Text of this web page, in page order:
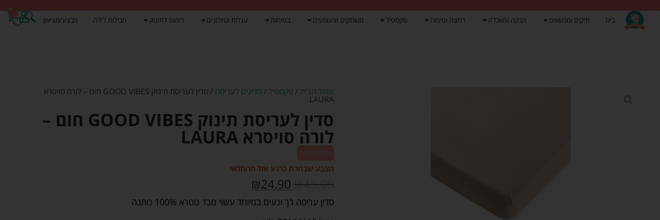
בית תיקים ומנשאים הנקה והאכלה רחצה וטיפוח טקסטיל משחקים וצעצועים בטיחות עגלות וטיולונים ריהוט לתינוק חבילות לידה מבצע/מציאון
0
עמוד הבית / טקסטיל /סדינים לעריסה / סדין לעריסת תינוק GOOD VIBES חום – לורה סויסרא
LAURA
סדין לעריסת תינוק GOOD VIBES חום –
לורה סויסרא LAURA
הצבע שבחרת כרגע אזל מהמלאי
₪45.00
₪24.90
סדין עריסה רך ונעים במיוחד עשוי מבד טטרא 100% כותנה